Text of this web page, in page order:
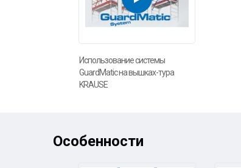
Использование системы
GuardMatic на вышках-тура
KRAUSE
Особенности